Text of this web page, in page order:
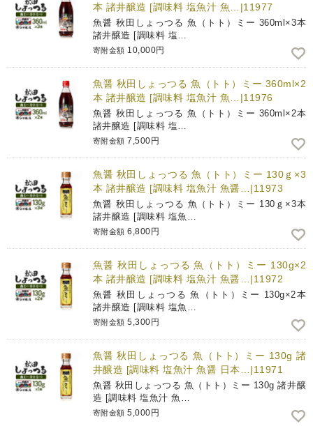
本 諸井醸造 [調味料 塩魚汁 魚…|11977
魚醤 秋田しょっつる 魚（トト）ミー 360ml×3本
諸井醸造 [調味料 塩…
寄附金額 10,000円
魚醤 秋田しょっつる 魚（トト）ミー 360ml×2
本 諸井醸造 [調味料 塩魚汁 魚…|11976
魚醤 秋田しょっつる 魚（トト）ミー 360ml×2本
諸井醸造 [調味料 塩…
寄附金額 7,500円
魚醤 秋田しょっつる 魚（トト）ミー 130ｇ×3
本 諸井醸造 [調味料 塩魚汁 魚醤…|11973
魚醤 秋田しょっつる 魚（トト）ミー 130ｇ×3本
諸井醸造 [調味料 塩魚…
寄附金額 6,800円
魚醤 秋田しょっつる 魚（トト）ミー 130g×2
本 諸井醸造 [調味料 塩魚汁 魚醤…|11972
魚醤 秋田しょっつる 魚（トト）ミー 130g×2本
諸井醸造 [調味料 塩魚…
寄附金額 5,300円
魚醤 秋田しょっつる 魚（トト）ミー 130g 諸
井醸造 [調味料 塩魚汁 魚醤 日本…|11971
魚醤 秋田しょっつる 魚（トト）ミー 130g 諸井醸
造 [調味料 塩魚汁 魚…
寄附金額 5,000円